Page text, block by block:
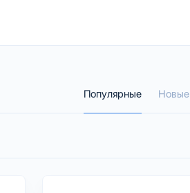
Популярные Новые